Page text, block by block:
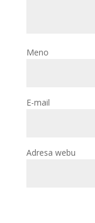
Meno
E-mail
Adresa webu